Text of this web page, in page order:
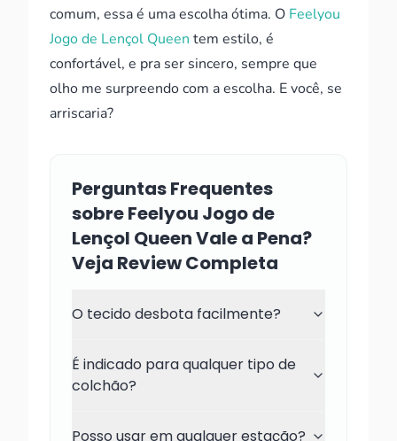
comum, essa é uma escolha ótima. O Feelyou
Jogo de Lençol Queen tem estilo, é
confortável, e pra ser sincero, sempre que
olho me surpreendo com a escolha. E você, se
arriscaria?
Perguntas Frequentes
sobre Feelyou Jogo de
Lençol Queen Vale a Pena?
Veja Review Completa
O tecido desbota facilmente?
É indicado para qualquer tipo de
colchão?
Posso usar em qualquer estação?